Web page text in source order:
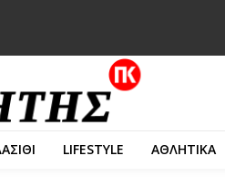
LIFESTYLE ΑΘΛΗΤΙΚΑ